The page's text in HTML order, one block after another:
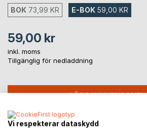
BOK 73,99 KR E-BOK 59,00 KR
59,00 kr
inkl. moms
Tillgänglig för nedladdning
LÄGG I KUNDVAGNEN
Lägg till i kom-ihåglista
Vi respekterar dataskydd